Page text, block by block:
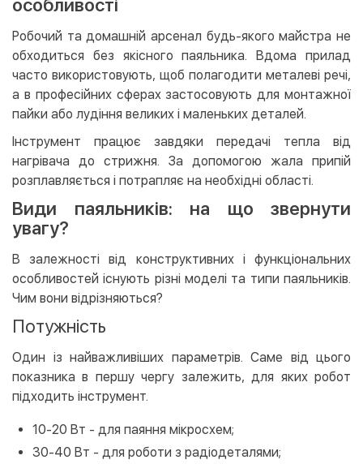
особливості
Робочий та домашній арсенал будь-якого майстра не
обходиться без якісного паяльника. Вдома прилад
часто використовують, щоб полагодити металеві речі,
а в професійних сферах застосовують для монтажної
пайки або лудіння великих і маленьких деталей.
Інструмент працює завдяки передачі тепла від
нагрівача до стрижня. За допомогою жала припій
розплавляється і потрапляє на необхідні області.
Види паяльників: на що звернути
увагу?
В залежності від конструктивних і функціональних
особливостей існують різні моделі та типи паяльників.
Чим вони відрізняються?
Потужність
Один із найважливіших параметрів. Саме від цього
показника в першу чергу залежить, для яких робот
підходить інструмент.
10-20 Вт - для паяння мікросхем;
30-40 Вт - для роботи з радіодеталями;